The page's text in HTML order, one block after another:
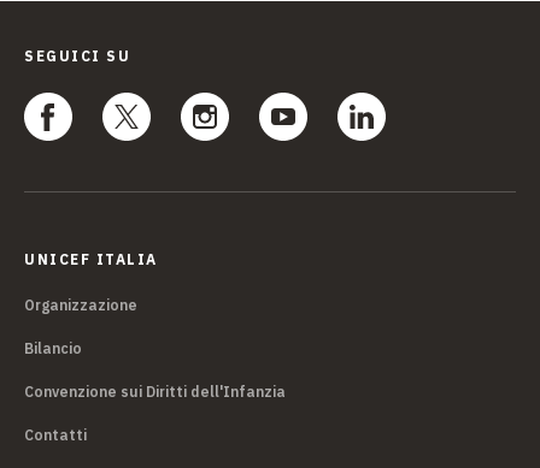
SEGUICI SU
UNICEF ITALIA
Organizzazione
Bilancio
Convenzione sui Diritti dell'Infanzia
Contatti